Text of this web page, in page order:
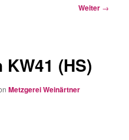
Weiter →
(HS)
Metzgerei Weinärtner